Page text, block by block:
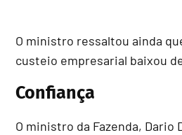
O ministro ressaltou ainda
custeio empresarial baixou de
Confiança
O ministro da Fazenda, Dario